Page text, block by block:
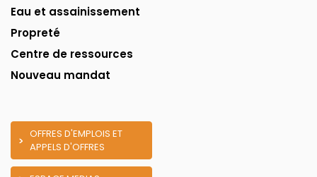
Eau et assainissement
Propreté
Centre de ressources
Nouveau mandat
OFFRES D'EMPLOIS ET
APPELS D'OFFRES